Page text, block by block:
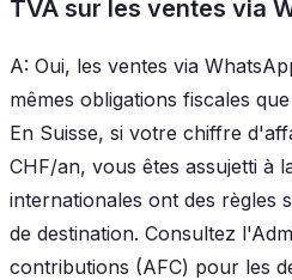
TVA sur les ventes via
A: Oui, les ventes via
mêmes obligations fiscales
En Suisse, si votre chiffre
CHF/an, vous êtes assujetti à
internationales ont des règles
de destination. Consultez
contributions (AFC) pour les